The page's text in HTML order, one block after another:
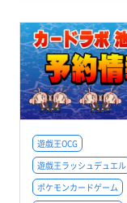
遊戯王OCG
遊戯王ラッシュデュエル
ポケモンカードゲーム